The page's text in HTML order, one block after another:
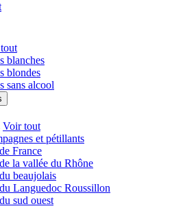
blanches
blondes
sans alcool
Voir tout
et pétillants
France
la vallée du Rhône
beaujolais
Languedoc Roussillon
sud ouest